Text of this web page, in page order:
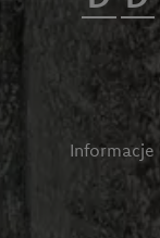
Informacje